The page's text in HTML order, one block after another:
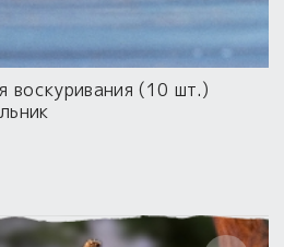
(10 шт.)